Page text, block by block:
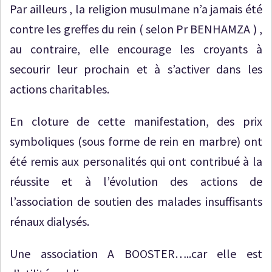
Par ailleurs , la religion musulmane n’a jamais été
contre les greffes du rein ( selon Pr BENHAMZA ) ,
au contraire, elle encourage les croyants à
secourir leur prochain et à s’activer dans les
actions charitables.
En cloture de cette manifestation, des prix
symboliques (sous forme de rein en marbre) ont
été remis aux personalités qui ont contribué à la
réussite et à l’évolution des actions de
l’association de soutien des malades insuffisants
rénaux dialysés.
Une association A BOOSTER…..car elle est